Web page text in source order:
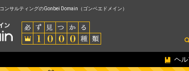
ンサルティングのGonbei Domain（ゴンベエドメイン）
ヘ